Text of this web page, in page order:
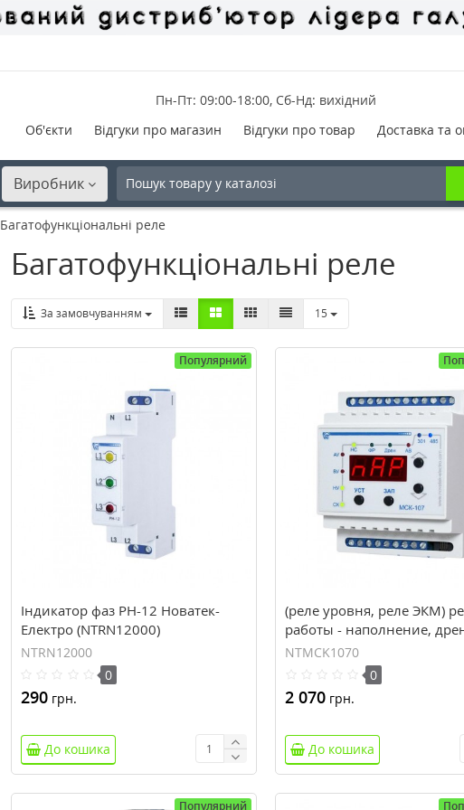
Пн-Пт: 09:00-18:00, Сб-Нд: вихідний
Об'єкти
Відгуки про магазин Відгуки про товар Доставка та
Виробник
Багатофункціональні реле
Багатофункціональні реле
За замовчуванням 15
Популярний
Індикатор фаз РН-12 Новатек-
Електро (NTRN12000)
NTRN12000
0
290грн.
До кошика
(реле уровня, реле ЭКМ)
работы - наполнение,
Modbus, индикация,
работа с УБЗ-301 МСК-107
NTMCK1070
0
2 070грн.
До кошика
Популярний